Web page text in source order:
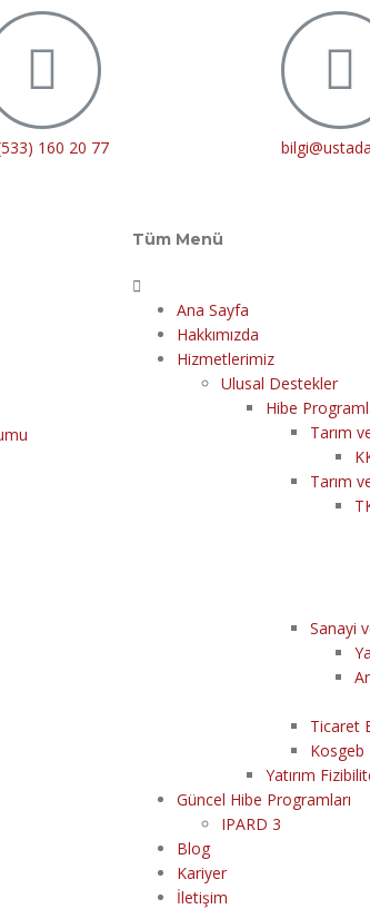
160 20 77
Tüm Menü
Ana Sayfa
Hakkımızda
Hizmetlerimiz
Ulusal Destekler
Hibe
Tarım
Tarım
Sanayi
Ticaret
Kosgeb
Yatırım
Güncel Hibe Programları
IPARD 3
Blog
Kariyer
İletişim